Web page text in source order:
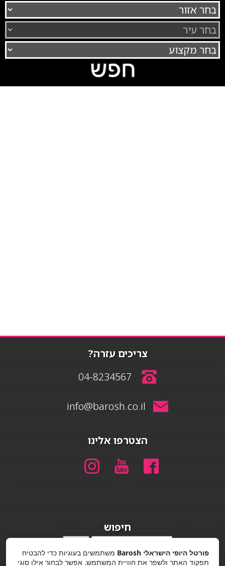
צריכים עזרה?
04-8234567
info@barosh.co.il
הצטרפו אלינו
חיפוש
מדיניות פרטיות
פורטל היופי הישראלי Barosh
משתמשים בעוגיות כדי להבטיח
תפקוד האתר ולשפר את חוויית המשתמש. אפשר לבחור אילו סוגי